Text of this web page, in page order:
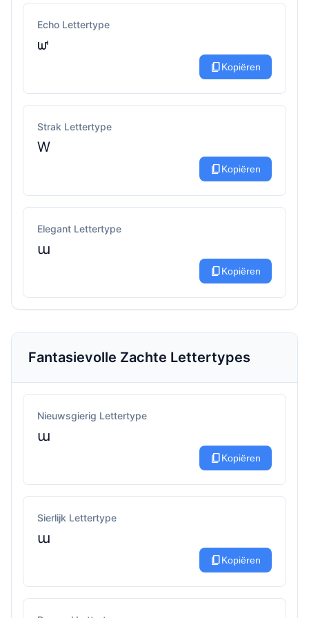
Echo Lettertype
ᘺ
content_copyKopiëren
Strak Lettertype
W
content_copyKopiëren
Elegant Lettertype
ա
content_copyKopiëren
Fantasievolle Zachte Lettertypes
Nieuwsgierig Lettertype
ա
content_copyKopiëren
Sierlijk Lettertype
ա
content_copyKopiëren